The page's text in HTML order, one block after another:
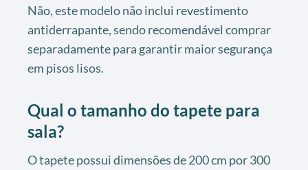
Não, este modelo não inclui revestimento
antiderrapante, sendo recomendável comprar
separadamente para garantir maior segurança
em pisos lisos.
Qual o tamanho do tapete para
sala?
O tapete possui dimensões de 200 cm por 300